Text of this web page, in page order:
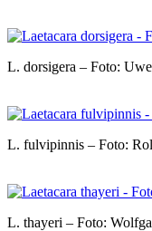
L. dorsigera – Foto:
L. fulvipinnis – Foto:
L. thayeri – Foto: